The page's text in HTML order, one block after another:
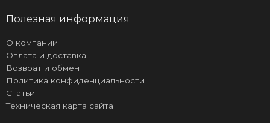
Полезная информация
О компании
Оплата и доставка
Возврат и обмен
Политика конфиденциальности
Статьи
Техническая карта сайта